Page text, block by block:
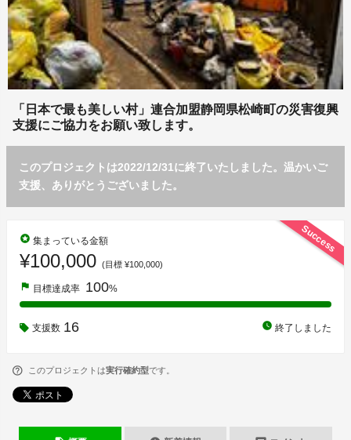
「日本で最も美しい村」連合加盟静岡県松崎町の災害復興
支援にご協力をお願い致します。
このプロジェクトは2022/12/31に終了いたしました。温かいご
支援、ありがとうございました。
Success
stars 集まっている金額
¥100,000 (目標 ¥100,000)
flag 目標達成率 100%
支援数 16 watch_later 終了しました
このプロジェクトは実行確約型です。